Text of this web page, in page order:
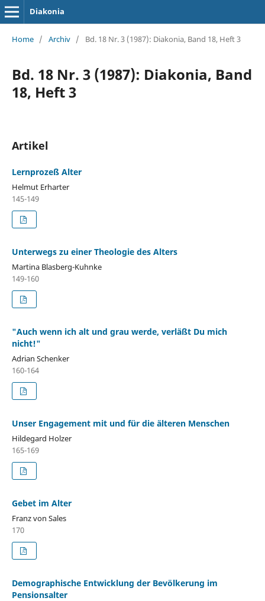
Diakonia
Home / Archiv / Bd. 18 Nr. 3 (1987): Diakonia, Band 18, Heft 3
Bd. 18 Nr. 3 (1987): Diakonia, Band
18, Heft 3
Artikel
Lernprozeß Alter
Helmut Erharter
145-149
Unterwegs zu einer Theologie des Alters
Martina Blasberg-Kuhnke
149-160
"Auch wenn ich alt und grau werde, verläßt Du mich
nicht!"
Adrian Schenker
160-164
Unser Engagement mit und für die älteren Menschen
Hildegard Holzer
165-169
Gebet im Alter
Franz von Sales
170
Demographische Entwicklung der Bevölkerung im
Pensionsalter